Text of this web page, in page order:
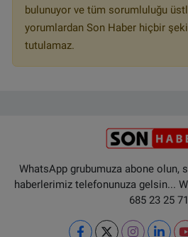
bulunuyor ve tüm sorumluluğu
yorumlardan Son Haber hiçbir
tutulamaz.
WhatsApp grubumuza abone olun,
haberlerimiz telefonunuza gelsin...
685 23 25 71